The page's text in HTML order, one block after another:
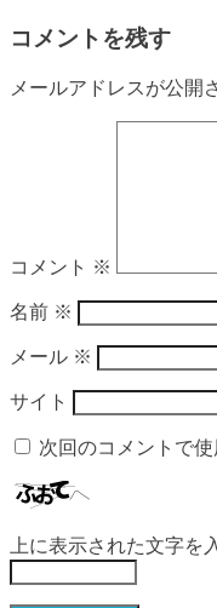
コメントを残す
メールアドレスが公開
コメント ※
名前 ※
メール ※
サイト
次回のコメントで
上に表示された文字を